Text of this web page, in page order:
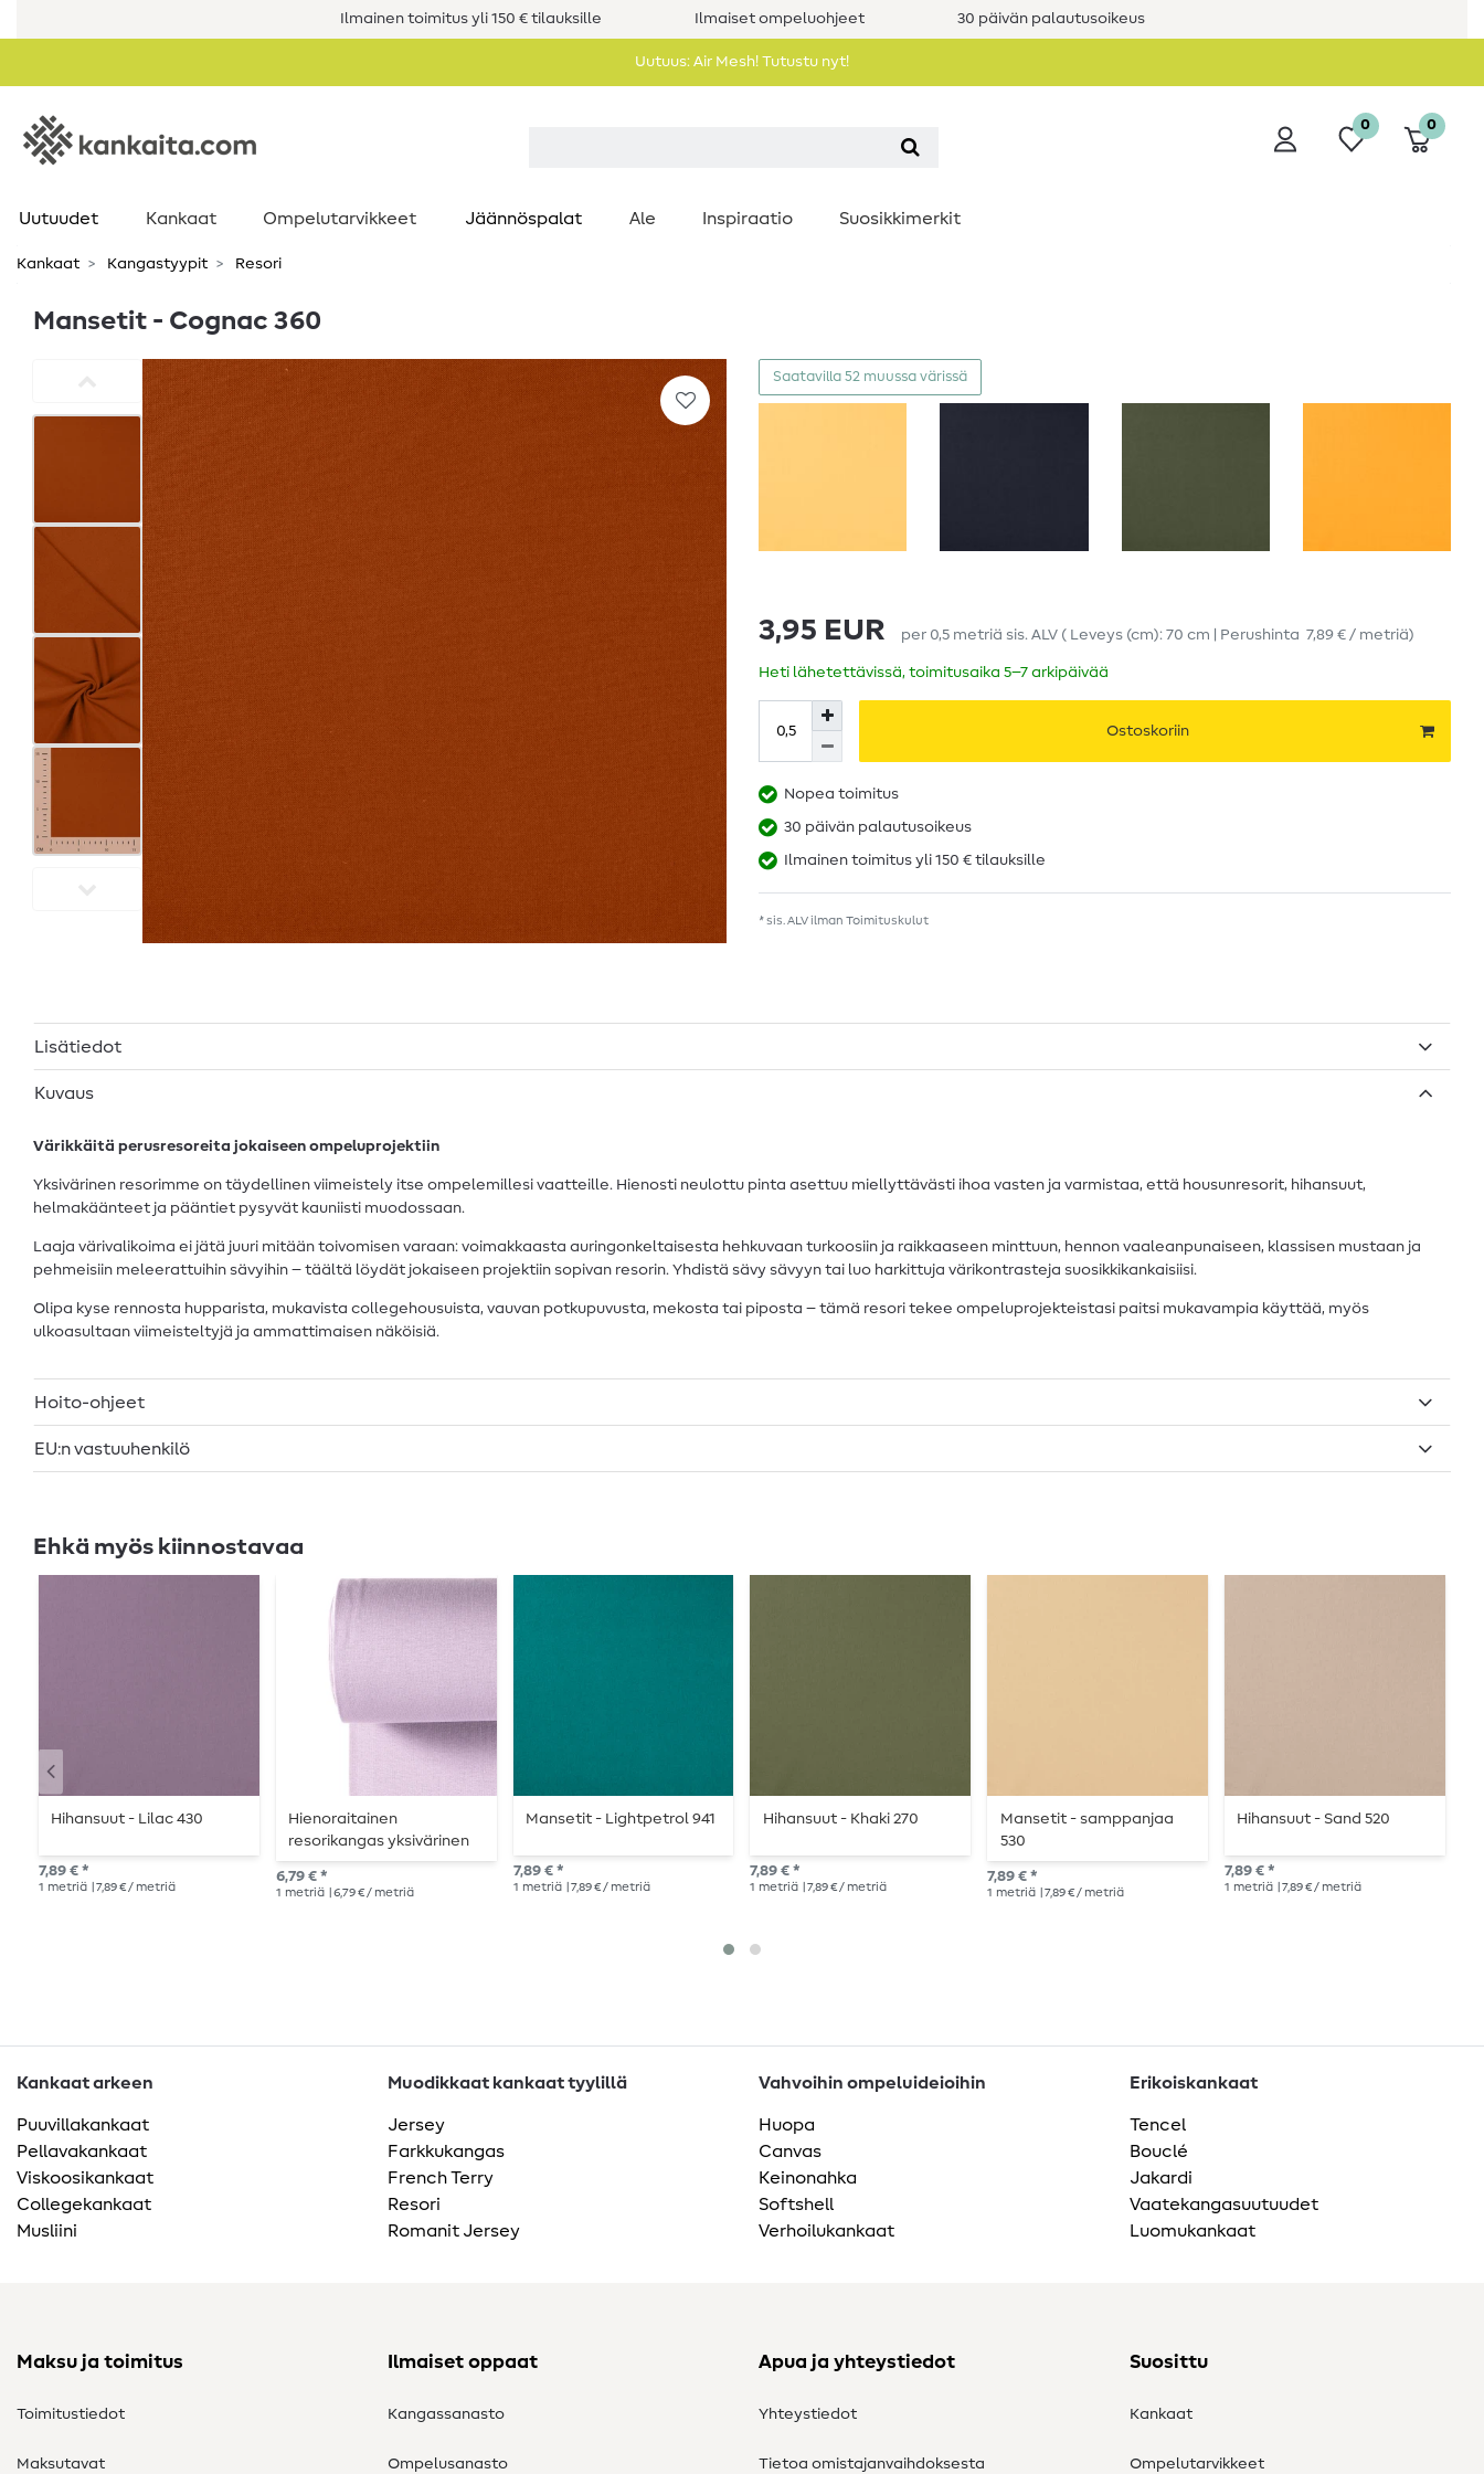
Ilmainen toimitus yli 150 € tilauksille Ilmaiset ompeluohjeet 30 päivän palautusoikeus
Uutuus: Air Mesh! Tutustu nyt!
0 0
Uutuudet Kankaat Ompelutarvikkeet Jäännöspalat Ale Inspiraatio Suosikkimerkit
Kankaat Kangastyypit Resori
Mansetit - Cognac 360
Saatavilla 52 muussa värissä
3,95 EUR per 0,5 metriä sis. ALV ( Leveys (cm): 70 cm | Perushinta 7,89 € / metriä)
Heti lähetettävissä, toimitusaika 5–7 arkipäivää
Ostoskoriin
Nopea toimitus
30 päivän palautusoikeus
Ilmainen toimitus yli 150 € tilauksille
* sis. ALV ilman Toimituskulut
Lisätiedot
Kuvaus
Värikkäitä perusresoreita jokaiseen ompeluprojektiin
Yksivärinen resorimme on täydellinen viimeistely itse ompelemillesi vaatteille. Hienosti neulottu pinta asettuu miellyttävästi ihoa vasten ja varmistaa, että housunresorit, hihansuut,
helmakäänteet ja pääntiet pysyvät kauniisti muodossaan.
Laaja värivalikoima ei jätä juuri mitään toivomisen varaan: voimakkaasta auringonkeltaisesta hehkuvaan turkoosiin ja raikkaaseen minttuun, hennon vaaleanpunaiseen, klassisen mustaan ja
pehmeisiin meleerattuihin sävyihin – täältä löydät jokaiseen projektiin sopivan resorin. Yhdistä sävy sävyyn tai luo harkittuja värikontrasteja suosikkikankaisiisi.
Olipa kyse rennosta hupparista, mukavista collegehousuista, vauvan potkupuvusta, mekosta tai piposta – tämä resori tekee ompeluprojekteistasi paitsi mukavampia käyttää, myös
ulkoasultaan viimeisteltyjä ja ammattimaisen näköisiä.
Hoito-ohjeet
EU:n vastuuhenkilö
Ehkä myös kiinnostavaa
Hihansuut - Lilac 430
7,89 € *
1 metriä | 7,89 € / metriä
Hienoraitainen
resorikangas yksivärinen
liila
6,79 € *
1 metriä | 6,79 € / metriä
Mansetit - Lightpetrol 941
7,89 € *
1 metriä | 7,89 € / metriä
Hihansuut - Khaki 270
7,89 € *
1 metriä | 7,89 € / metriä
Mansetit - samppanjaa
530
7,89 € *
1 metriä | 7,89 € / metriä
Hihansuut - Sand 520
7,89 € *
1 metriä | 7,89 € / metriä
Kankaat arkeen
Puuvillakankaat
Pellavakankaat
Viskoosikankaat
Collegekankaat
Musliini
Muodikkaat kankaat tyylillä
Jersey
Farkkukangas
French Terry
Resori
Romanit Jersey
Vahvoihin ompeluideioihin
Huopa
Canvas
Keinonahka
Softshell
Verhoilukankaat
Erikoiskankaat
Tencel
Bouclé
Jakardi
Vaatekangasuutuudet
Luomukankaat
Maksu ja toimitus
Toimitustiedot
Maksutavat
Ilmaiset oppaat
Kangassanasto
Ompelusanasto
Apua ja yhteystiedot
Yhteystiedot
Tietoa omistajanvaihdoksesta
Suosittu
Kankaat
Ompelutarvikkeet